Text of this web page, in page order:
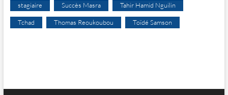
stagiaire Succès Masra Tahir Hamid Nguilin
Tchad Thomas Reoukoubou Toïdé Samson